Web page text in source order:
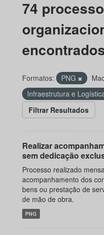
74
Formatos: PNG
Infraestrutura e
Filtrar Resultados
Realizar
sem dedicação
Processo realizado
acompanhamento dos
bens ou prestação de
de mão de obra.
PNG